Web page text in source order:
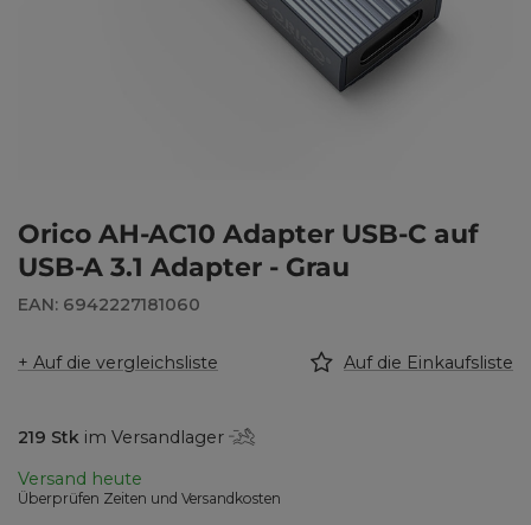
Orico AH-AC10 Adapter USB-C auf
USB-A 3.1 Adapter - Grau
EAN: 6942227181060
+ Auf die vergleichsliste Auf die Einkaufsliste
219 Stk im Versandlager
Versand heute
Überprüfen Zeiten und Versandkosten